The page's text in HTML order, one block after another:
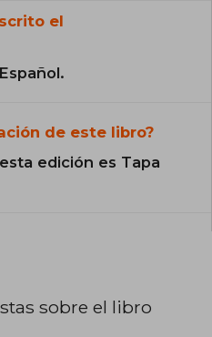
el
de este libro?
edición es Tapa
sobre el libro